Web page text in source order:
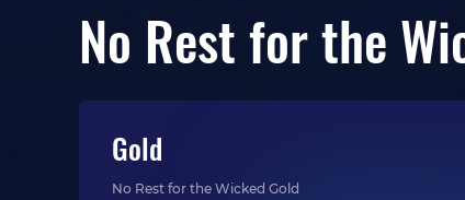
No Rest for the
Gold
No Rest for the Wicked Gold